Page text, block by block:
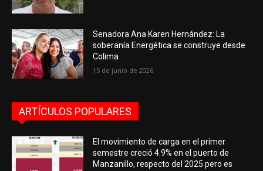
Senadora Ana Karen Hernández: La
soberanía Energética se construye desde
Colima
15 de junio de 2026
ARTÍCULOS POPULARES
El movimiento de carga en el primer
semestre creció 4.9% en el puerto de
Manzanillo, respecto del 2025 pero es